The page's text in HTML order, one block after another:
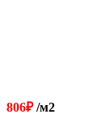
806₽/м2